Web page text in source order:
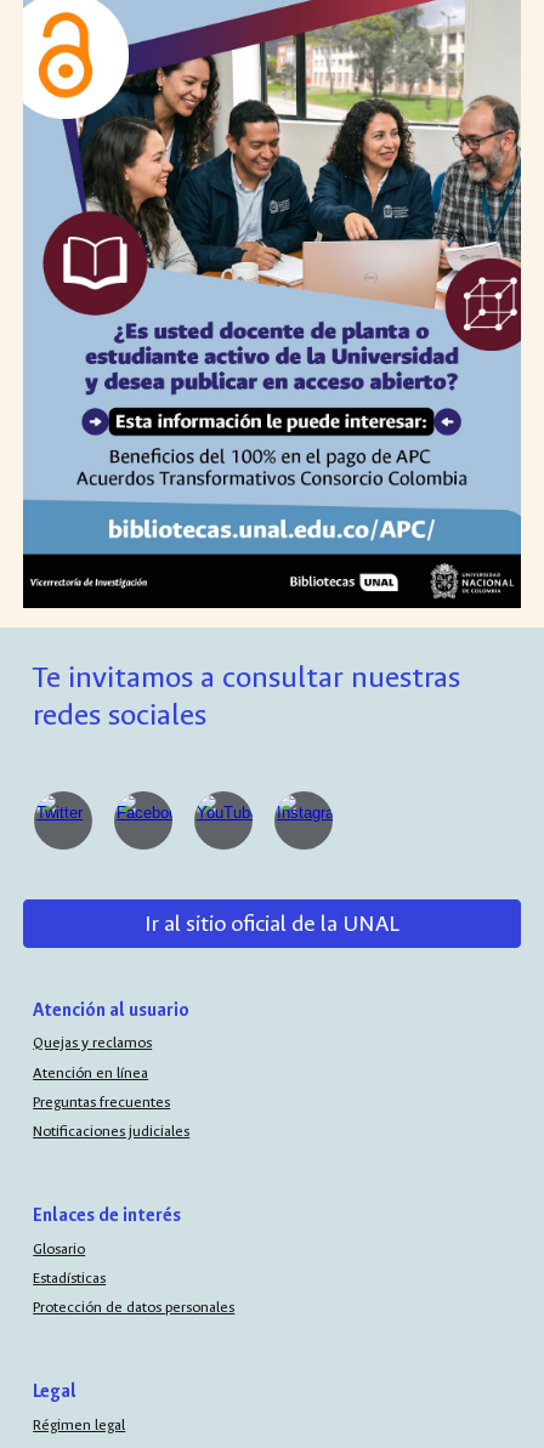
Te invitamos a consultar nuestras
redes sociales
Ir al sitio oficial de la UNAL
Atención al usuario
Quejas y reclamos
Atención en línea
Preguntas frecuentes
Notificaciones judiciales
Enlaces de interés
Glosario
Estadísticas
Protección de datos personales
Legal
Régimen legal